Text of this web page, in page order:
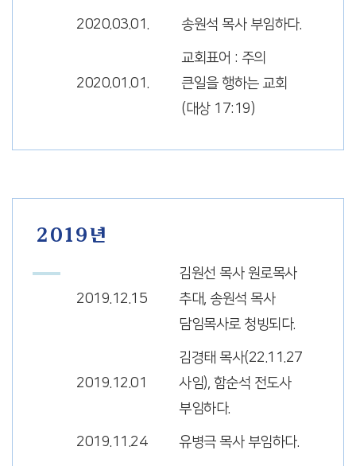
2020.03.01. 송원석 목사 부임하다.
2020.01.01.
교회표어 : 주의
큰일을 행하는 교회
(대상 17:19)
2019년
2019.12.15
김원선 목사 원로목사
추대, 송원석 목사
담임목사로 청빙되다.
2019.12.01
김경태 목사(22.11.27
사임), 함순석 전도사
부임하다.
2019.11.24 유병극 목사 부임하다.